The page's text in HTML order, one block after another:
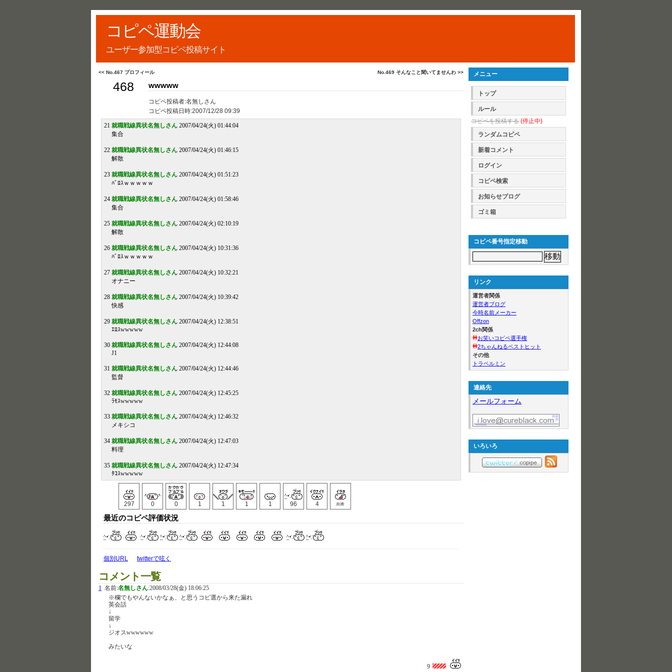
コピペ運動会
ユーザー参加型コピペ投稿サイト
No.469 そんなこと聞いてませんわ >>
<< No.467 プロフィール
468 wwwww
コピペ投稿者:名無しさん
コピペ投稿日時:2007/12/28 09:39
21 就職戦線異状名無しさん 2007/04/24(火) 01:44:04
集合
22 就職戦線異状名無しさん 2007/04/24(火) 01:46:15
解散
23 就職戦線異状名無しさん 2007/04/24(火) 01:51:23
ﾊﾞﾛｽｗｗｗｗｗ
24 就職戦線異状名無しさん 2007/04/24(火) 01:58:46
集合
25 就職戦線異状名無しさん 2007/04/24(火) 02:10:19
解散
26 就職戦線異状名無しさん 2007/04/24(火) 10:31:36
ﾊﾞﾛｽｗｗｗｗｗ
27 就職戦線異状名無しさん 2007/04/24(火) 10:32:21
オナニー
28 就職戦線異状名無しさん 2007/04/24(火) 10:39:42
快感
29 就職戦線異状名無しさん 2007/04/24(火) 12:38:51
ｴﾛｽwwwww
30 就職戦線異状名無しさん 2007/04/24(火) 12:44:08
J1
31 就職戦線異状名無しさん 2007/04/24(火) 12:44:46
監督
32 就職戦線異状名無しさん 2007/04/24(火) 12:45:25
ﾗﾓｽwwwww
33 就職戦線異状名無しさん 2007/04/24(火) 12:46:32
メキシコ
34 就職戦線異状名無しさん 2007/04/24(火) 12:47:03
料理
35 就職戦線異状名無しさん 2007/04/24(火) 12:47:34
ﾀｺｽwwwww
297 0 0 1 1 1 1 96 4 削希
最近のコピペ評価状況
個別URL twitterで呟く
コメント一覧
1 名前:名無しさん:2008/03/28(金) 18:06:25
※欄でもやんないかなぁ、と思うコピ選から来た漏れ
英会話
↓
留学
↓
ジオスwwwwww
みたいな
9
メニュー
トップ
ルール
コピペを投稿する (停止中)
ランダムコピペ
新着コメント
ログイン
コピペ検索
お知らせブログ
ゴミ箱
コピペ番号指定移動
リンク
運営者関係
運営者ブログ
今時名前メーカー
Offzon
2ch関係
お笑いコピペ選手権
2ちゃんねるベストヒット
その他
トラベルミン
連絡先
メールフォーム
いろいろ